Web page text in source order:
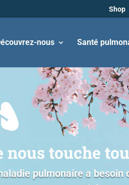
Shop
nous Santé
nous touche
pulmonaire a besoin